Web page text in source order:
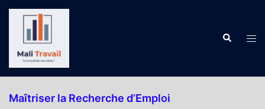
contenu
Maîtriser la Recherche d’Emploi